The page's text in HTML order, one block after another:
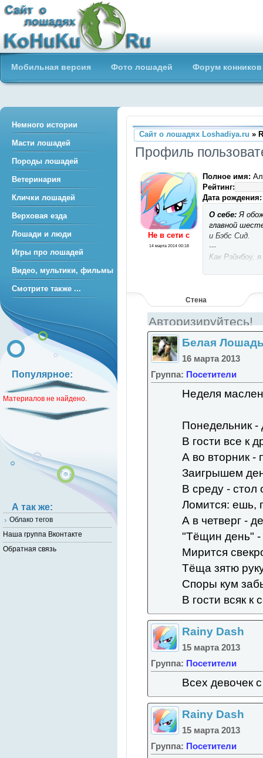
Сайт о лошадях loshadiya.ru
Приветствуем всех любителей
лошадей и конного спорта!
Мобильная версия Фото лошадей Форум конников
Сайт о лошадях Loshadiya.ru »
Профиль
Не в сети c
14 марта 2014 00:18
Полное имя:
Рейтинг:
Дата рождения:
О себе: Я
главной
и Бэбс Сид.
---
Как Рэйнбоу,
названная
---
Йей! Я
Стена
Белая
16 марта 2013
Группа: Посетители
Неделя
Понедельник -
В гости все к
А во вторник -
Заигрышем
В среду - стол
Ломится: ешь,
А в четверг -
"Тёщин день" -
Мирится
Тёща зятю
Споры кум
В гости всяк к
Rainy Dash
15 марта 2013
Группа: Посетители
Всех девочек
Rainy Dash
15 марта 2013
Группа: Посетители
Немного истории
Масти лошадей
Породы лошадей
Ветеринария
Клички лошадей
Верховая езда
Лошади и люди
Игры про лошадей
Видео, мультики, фильмы
Смотрите также ...
Популярное:
Материалов не найдено.
А так же:
Облако тегов
Наша группа Вконтакте
Обратная связь